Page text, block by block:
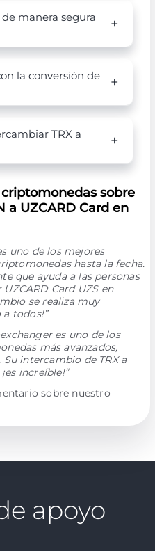
manera segura
la conversión de
TRX a
sobre
a UZCARD Card en
uno de los mejores
hasta la fecha.
que ayuda a las personas
Card UZS en
se realiza muy
todos!”
es uno de los
más avanzados,
intercambio de TRX a
increíble!”
sobre nuestro
apoyo